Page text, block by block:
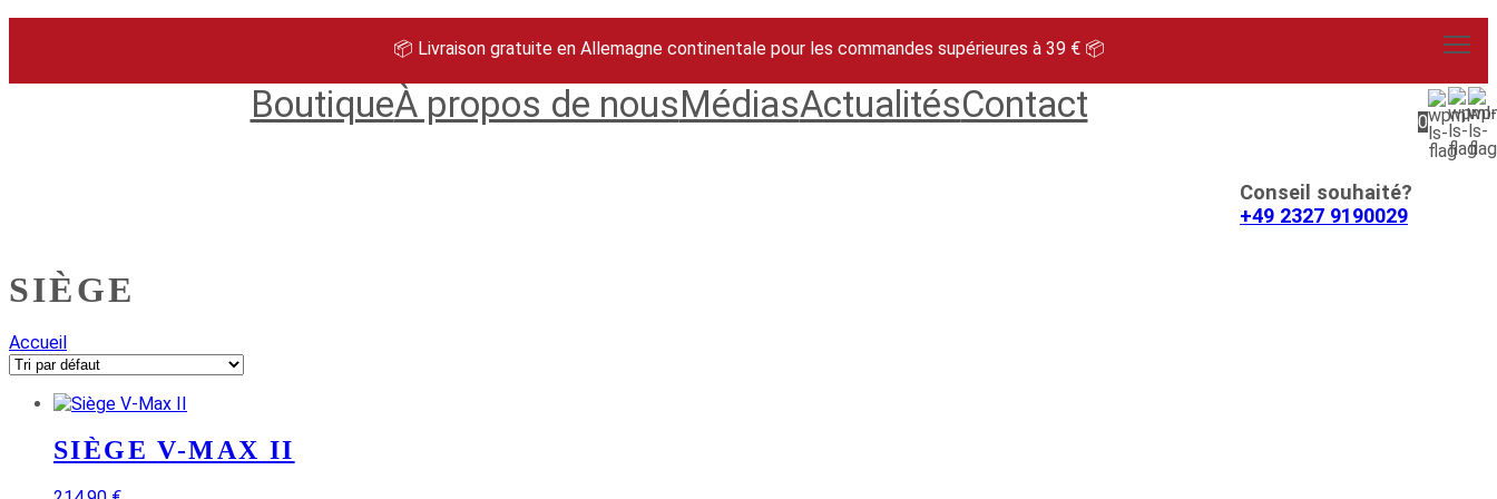
📦 Livraison gratuite en Allemagne continentale pour les commandes supérieures à 39 € 📦
BoutiqueÀ propos de nousMédiasActualitésContact 0
Conseil souhaité?
+49 2327 9190029
SIÈGE
Accueil
SIÈGE V-MAX II